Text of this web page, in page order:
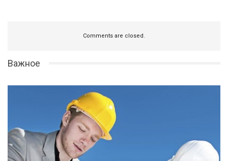
Comments are closed.
Важное